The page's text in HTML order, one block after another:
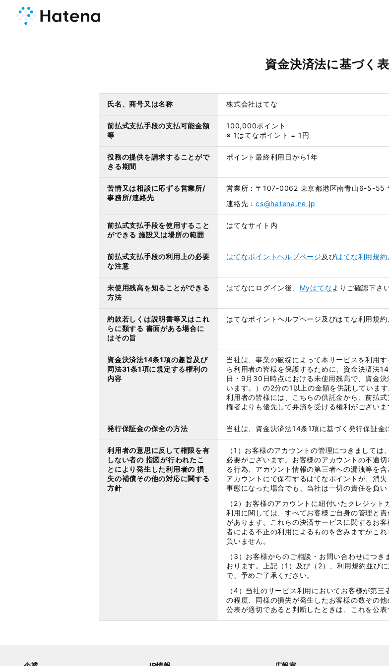
資金決済法に基づく
氏名、商号又は名称 株式会社はてな
前払式支払手段の支払可能金額
等
100,000ポイント
※ 1はてなポイント = 1円
役務の提供を請求することがで
きる期間
ポイント最終利用日から1年
苦情又は相談に応ずる営業所/
事務所/連絡先
営業所：〒107-0062 東京都港区南青山6-5-55
連絡先： cs@hatena.ne.jp
前払式支払手段を使用すること
ができる 施設又は場所の範囲
はてなサイト内
前払式支払手段の利用上の必要
な注意
はてなポイントヘルプページ及びはてな利用規約
未使用残高を知ることができる
方法
はてなにログイン後、 Myはてなよりご確認下さ
約款若しくは説明書等又はこれ
らに類する 書面がある場合に
はその旨
はてなポイントヘルプページ及びはてな利用規
資金決済法14条1項の趣旨及び
同法31条1項に規定する権利の
内容
当社は、事業の破綻によって本サービスを利用
ら利用者の皆様を保護するために、資金決済法
日・9月30日時点における未使用残高で、資金
います。）の2分の1以上の金額を供託しています
利用者の皆様には、こちらの供託金から、前払
権者よりも優先して弁済を受ける権利がございま
発行保証金の保全の方法 当社は、資金決済法14条1項に基づく発行保証金
利用者の意思に反して権限を有
しない者の 指図が行われたこ
とにより発生した利用者の 損
失の補償その他の対応に関する
方針
（1）お客様のアカウントの管理につきまして
必要がございます。お客様のアカウントの不適
る行為、アカウント情報の第三者への漏洩等を
アカウントにて保有するはてなポイントが、消
事態になった場合でも、当社は一切の責任を負い
（2）お客様のアカウントに紐付いたクレジッ
利用に関しては、すべてお客様ご自身の管理と
があります。これらの決済サービスに関するお
者による不正の利用によるものを含みますがこ
負いません。
（3）お客様からのご相談・お問い合わせにつ
おります。上記（1）及び（2）、利用規約並び
で、予めご了承ください。
（4）当社のサービス利用においてお客様が第
の程度、同様の損失が発生したお客様の数その
公表が適切であると判断したときは、これを公表